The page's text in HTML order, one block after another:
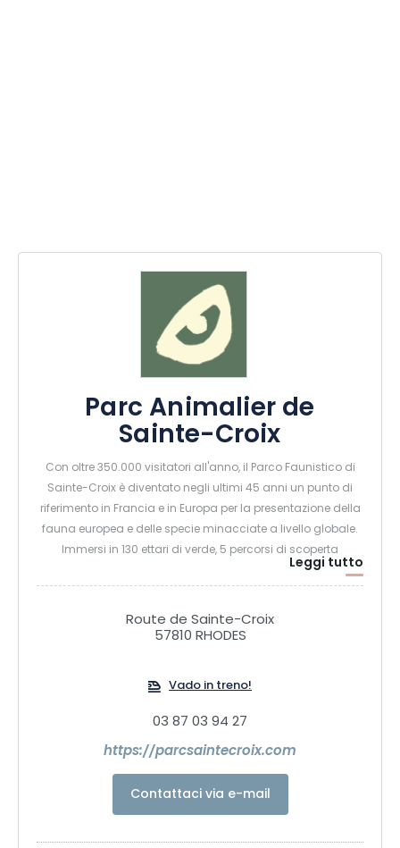
Parc Animalier de
Sainte-Croix
Con oltre 350.000 visitatori all'anno, il Parco Faunistico di
Sainte-Croix è diventato negli ultimi 45 anni un punto di
riferimento in Francia e in Europa per la presentazione della
fauna europea e delle specie minacciate a livello globale.
Immersi in 130 ettari di verde, 5 percorsi di scoperta
permettono di incontrare oltre 1.500 animali di 130 specie
che vivono in semi-libertà. Orsi, cervi, linci, ghiottoni, lemuri,
panda rossi e diversi branchi di lupi non avranno più
segreti per voi! Per prolungare la visita, i 56 Nature Lodges
Leggi tutto
Route de Sainte-Croix
57810 RHODES
Vado in treno!
03 87 03 94 27
https://parcsaintecroix.com
Contattaci via e-mail